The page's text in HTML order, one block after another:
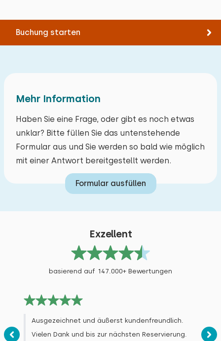
Buchung starten
Mehr Information
Haben Sie eine Frage, oder gibt es noch etwas
unklar? Bitte füllen Sie das untenstehende
Formular aus und Sie werden so bald wie möglich
mit einer Antwort bereitgestellt werden.
Formular ausfüllen
Exzellent
basierend auf 147.000+ Bewertungen
Ausgezeichnet und äußerst kundenfreundlich.
Vielen Dank und bis zur nächsten Reservierung.